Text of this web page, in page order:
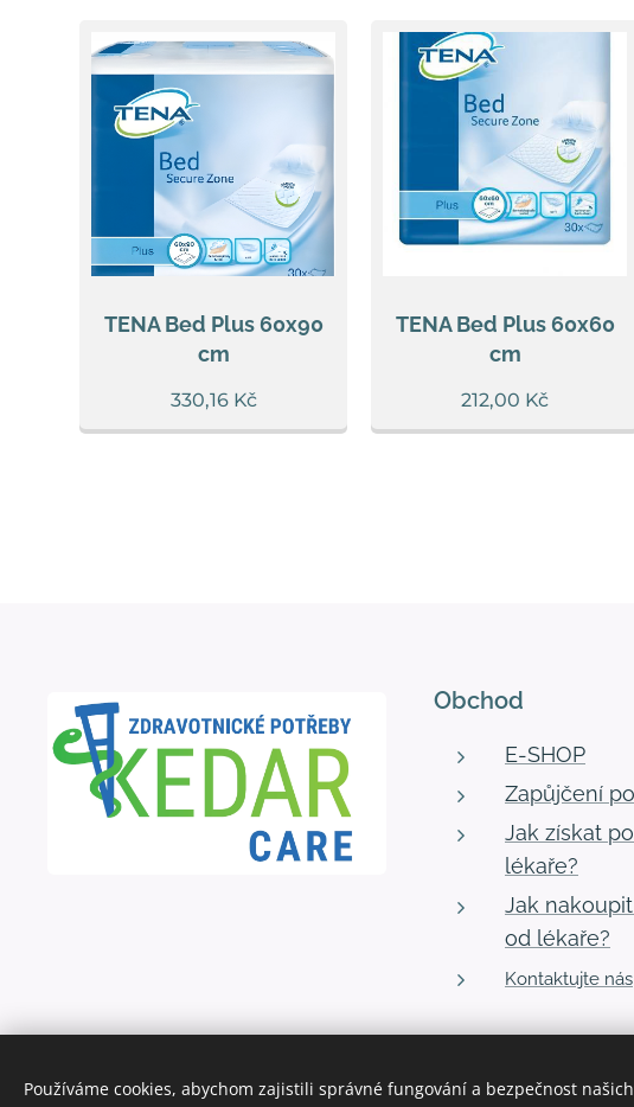
TENA Bed Plus 60x90
cm
330,16Kč
TENA Bed Plus 60x60
cm
212,00 Kč
Obchod
E-SHOP
Zapůjčení
Jak získat
lékaře?
Jak
od lékaře?
Kontaktujte nás
Používáme cookies, abychom zajistili správné fungování a bezpečnost